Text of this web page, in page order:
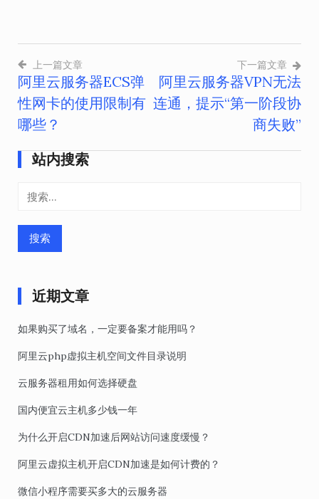
文
章
航
上一篇文章
阿里云服务器ECS弹
性网卡的使用限制有
哪些？
下一篇文章
阿里云服务器VPN无法
连通，提示“第一阶段协
商失败”
站内搜索
近期文章
如果购买了域名，一定要备案才能用吗？
阿里云php虚拟主机空间文件目录说明
云服务器租用如何选择硬盘
国内便宜云主机多少钱一年
为什么开启CDN加速后网站访问速度缓慢？
阿里云虚拟主机开启CDN加速是如何计费的？
微信小程序需要买多大的云服务器